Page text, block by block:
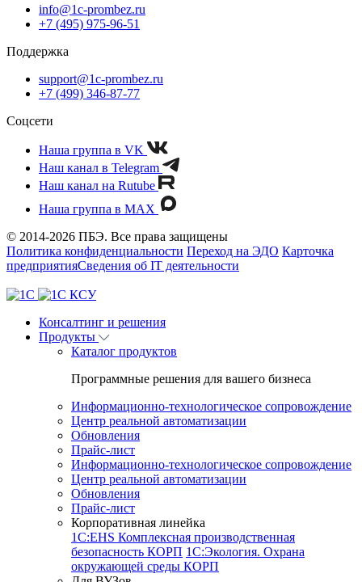
info@1c-prombez.ru
+7 (495) 975-96-51
Поддержка
support@1c-prombez.ru
+7 (499) 346-87-77
Соцсети
Наша группа в VK
Наш канал в Telegram
Наш канал на Rutube
Наша группа в MAX
© 2014-2026 ПБЭ. Все права защищены
Политика конфиденциальности Переход на ЭДО Карточка
предприятияСведения об IT деятельности
Консалтинг и решения
Продукты
Каталог продуктов
Программные решения для вашего бизнеса
Информационно-технологическое сопровождение
Центр реальной автоматизации
Обновления
Прайс-лист
Информационно-технологическое сопровождение
Центр реальной автоматизации
Обновления
Прайс-лист
Корпоративная линейка
1С:EHS Комплексная производственная
безопасность КОРП 1С:Экология. Охрана
окружающей среды КОРП